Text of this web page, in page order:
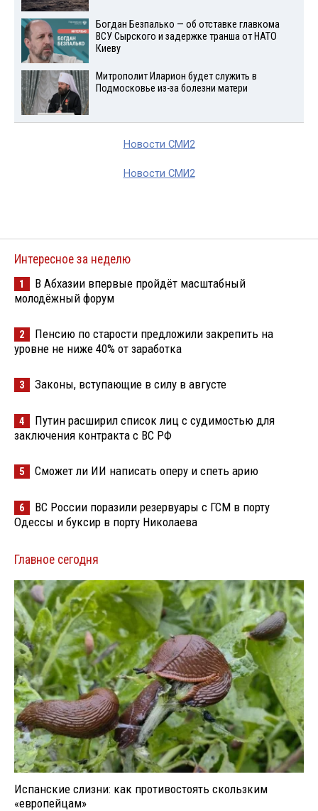
Богдан Безпалько — об отставке главкома
ВСУ Сырского и задержке транша от НАТО
Киеву
Митрополит Иларион будет служить в
Подмосковье из-за болезни матери
Новости СМИ2
Новости СМИ2
Интересное за неделю
1
В Абхазии впервые пройдёт масштабный
молодёжный форум
2
Пенсию по старости предложили закрепить на
уровне не ниже 40% от заработка
3 Законы, вступающие в силу в августе
4
Путин расширил список лиц с судимостью для
заключения контракта с ВС РФ
5 Сможет ли ИИ написать оперу и спеть арию
6
ВС России поразили резервуары с ГСМ в порту
Одессы и буксир в порту Николаева
Главное сегодня
Испанские слизни: как противостоять скользким
«европейцам»